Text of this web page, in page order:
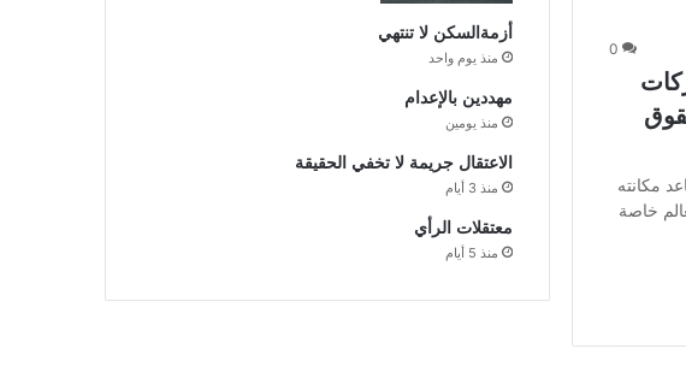
0
مكانته
خاصة
أزمةالسكن لا تنتهي
منذ يوم واحد
مهددين بالإعدام
منذ يومين
الاعتقال جريمة لا تخفي الحقيقة
منذ 3 أيام
معتقلات الرأي
منذ 5 أيام